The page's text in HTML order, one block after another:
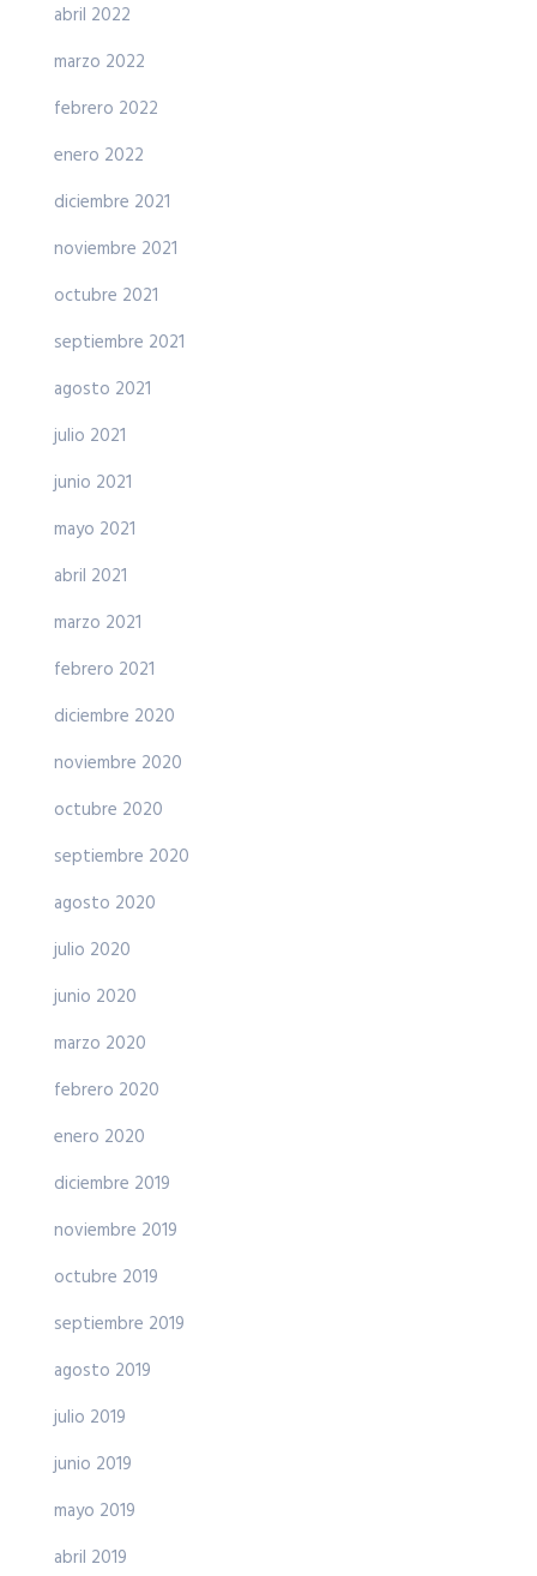
abril 2022
marzo 2022
febrero 2022
enero 2022
diciembre 2021
noviembre 2021
octubre 2021
septiembre 2021
agosto 2021
julio 2021
junio 2021
mayo 2021
abril 2021
marzo 2021
febrero 2021
diciembre 2020
noviembre 2020
octubre 2020
septiembre 2020
agosto 2020
julio 2020
junio 2020
marzo 2020
febrero 2020
enero 2020
diciembre 2019
noviembre 2019
octubre 2019
septiembre 2019
agosto 2019
julio 2019
junio 2019
mayo 2019
abril 2019